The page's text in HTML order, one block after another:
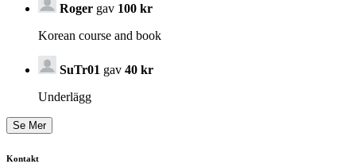
Roger gav 100 kr
Korean course and book
SuTr01 gav 40 kr
Underlägg
Kontakt